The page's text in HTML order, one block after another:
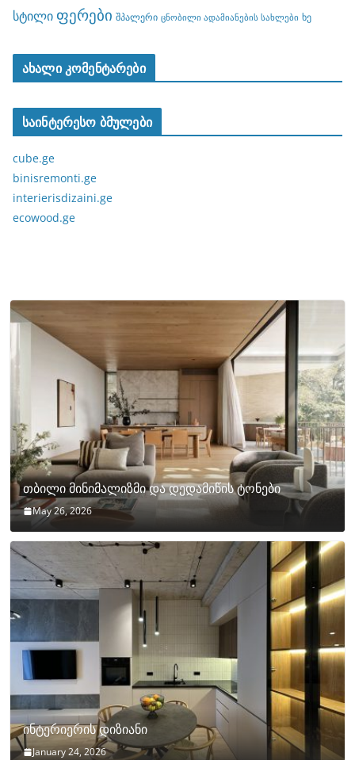
სტილი ფერები შპალერი ცნობილი ადამიანების სახლები ხე
ახალი კომენტარები
საინტერესო ბმულები
cube.ge
binisremonti.ge
interierisdizaini.ge
ecowood.ge
თბილი მინიმალიზმი და დედამიწის ტონები
May 26, 2026
ინტერიერის დიზიანი
January 24, 2026